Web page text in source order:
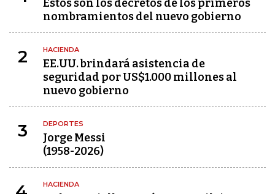
Estos son los decretos de los primeros
nombramientos del nuevo gobierno
2 HACIENDA
EE.UU. brindará asistencia de
seguridad por US$1.000 millones al
nuevo gobierno
3 DEPORTES
Jorge Messi
(1958-2026)
HACIENDA